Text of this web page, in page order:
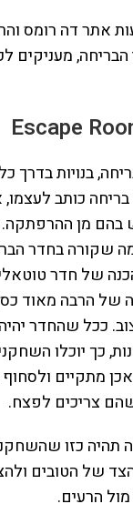
אתר דה רומס
מעניקים
בנויות בדרך
כותב
בהם מן
שקורה בחדר
של חדר
של הרבה מאוד
ככל שהחדר
כך יוכלו
מתקיים
צריכים לפצח.
תהיה כזו
של הטובים
הרעים.